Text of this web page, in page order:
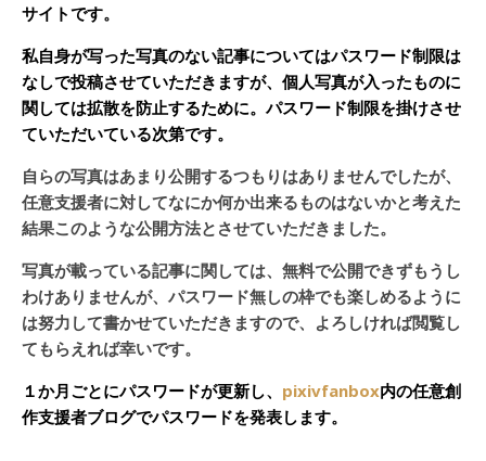
サイトです。
私自身が写った写真のない記事についてはパスワード制限は
なしで投稿させていただきますが、個人写真が入ったものに
関しては拡散を防止するために。パスワード制限を掛けさせ
ていただいている次第です。
自らの写真はあまり公開するつもりはありませんでしたが、
任意支援者に対してなにか何か出来るものはないかと考えた
結果このような公開方法とさせていただきました。
写真が載っている記事に関しては、無料で公開できずもうし
わけありませんが、パスワード無しの枠でも楽しめるように
は努力して書かせていただきますので、よろしければ閲覧し
てもらえれば幸いです。
１か月ごとにパスワードが更新し、 pixivfanbox内の任意創
作支援者ブログでパスワードを発表します。